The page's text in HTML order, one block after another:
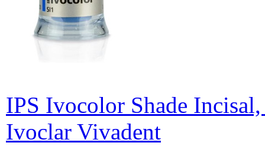
IPS Ivocolor Shade
Ivoclar Vivadent